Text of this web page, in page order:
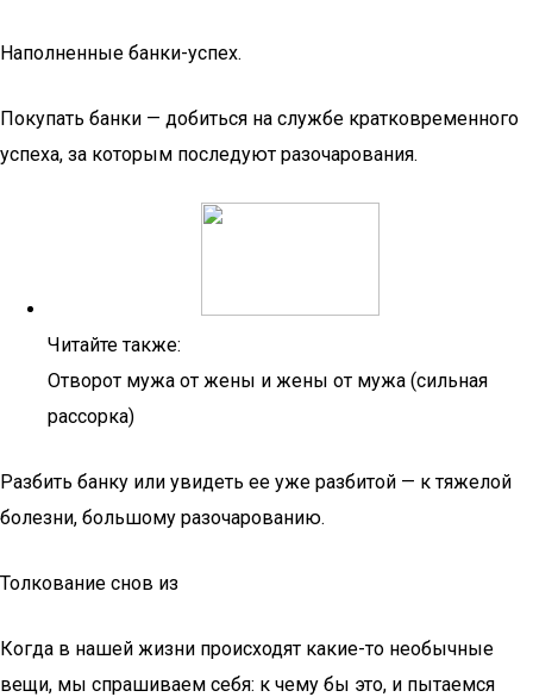
Наполненные банки-успех.
Покупать банки — добиться на службе кратковременного
успеха, за которым последуют разочарования.
Читайте также:
Отворот мужа от жены и жены от мужа (сильная
рассорка)
Разбить банку или увидеть ее уже разбитой — к тяжелой
болезни, большому разочарованию.
Толкование снов из
Когда в нашей жизни происходят какие-то необычные
вещи, мы спрашиваем себя: к чему бы это, и пытаемся